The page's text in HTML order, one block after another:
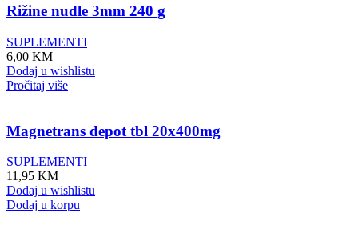
Rižine nudle 3mm 240 g
SUPLEMENTI
6,00 KM
Dodaj u wishlistu
Pročitaj više
Magnetrans depot tbl 20x400mg
SUPLEMENTI
11,95 KM
Dodaj u wishlistu
Dodaj u korpu